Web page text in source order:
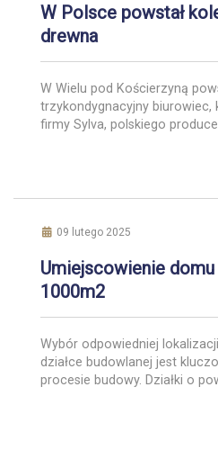
W Polsce powstał
drewna
W Wielu pod Kościerzyną
trzykondygnacyjny biurowiec,
firmy Sylva, polskiego
demonstrująca rosnący
CLT (cross laminated
podejścia do budownictwa. […]
09 lutego 2025
Umiejscowienie domu
1000m2
Wybór odpowiedniej
działce budowlanej jest
procesie budowy. Działki o
wykorzystać dostępną